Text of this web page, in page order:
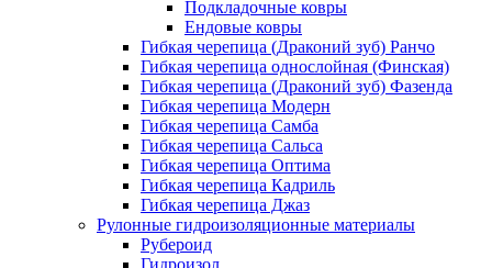
Подкладочные ковры
Ендовые ковры
Гибкая черепица (Драконий зуб) Ранчо
Гибкая черепица однослойная (Финская)
Гибкая черепица (Драконий зуб) Фазенда
Гибкая черепица Модерн
Гибкая черепица Самба
Гибкая черепица Сальса
Гибкая черепица Оптима
Гибкая черепица Кадриль
Гибкая черепица Джаз
Рулонные гидроизоляционные материалы
Рубероид
Гидроизол